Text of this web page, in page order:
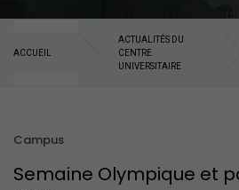
ACCUEIL
ACTUALITÉS DU
CENTRE
UNIVERSITAIRE
Campus
Semaine Olympique et